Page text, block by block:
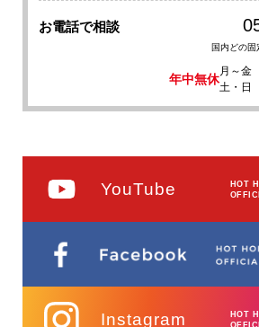
お電話で相談
国内どの
年中無休
月～金
土・日
YouTube
HOT
Instagram
HOT